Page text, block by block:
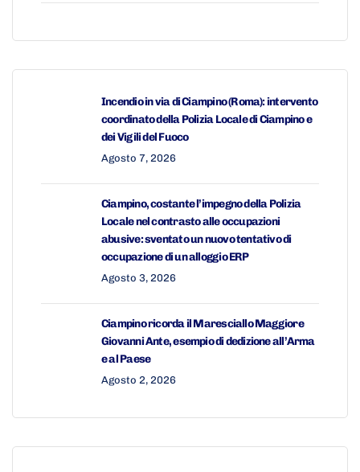
Incendio in via di Ciampino (Roma): intervento
coordinato della Polizia Locale di Ciampino e
dei Vigili del Fuoco
Agosto 7, 2026
Ciampino, costante l’impegno della Polizia
Locale nel contrasto alle occupazioni
abusive: sventato un nuovo tentativo di
occupazione di un alloggio ERP
Agosto 3, 2026
Ciampino ricorda il Maresciallo Maggiore
Giovanni Ante, esempio di dedizione all’Arma
e al Paese
Agosto 2, 2026